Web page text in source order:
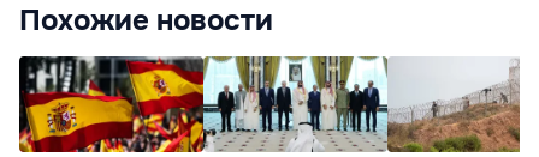
Похожие новости